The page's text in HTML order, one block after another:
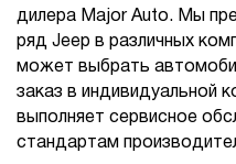
дилера Major Auto. Мы
ряд Jeep в различных
может выбрать
заказ в индивидуальной
выполняет сервисное
стандартам